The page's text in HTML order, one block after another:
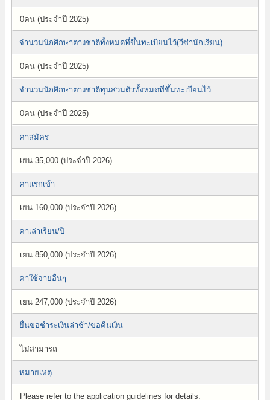
0คน (ประจำปี 2025)
จำนวนนักศึกษาต่างชาติทั้งหมดที่ขึ้นทะเบียนไว้(วีซ่านักเรียน)
0คน (ประจำปี 2025)
จำนวนนักศึกษาต่างชาติทุนส่วนตัวทั้งหมดที่ขึ้นทะเบียนไว้
0คน (ประจำปี 2025)
ค่าสมัคร
เยน 35,000 (ประจำปี 2026)
ค่าแรกเข้า
เยน 160,000 (ประจำปี 2026)
ค่าเล่าเรียน/ปี
เยน 850,000 (ประจำปี 2026)
ค่าใช้จ่ายอื่นๆ
เยน 247,000 (ประจำปี 2026)
ยื่นขอชำระเงินล่าช้า/ขอคืนเงิน
ไม่สามารถ
หมายเหตุ
Please refer to the application guidelines for details.